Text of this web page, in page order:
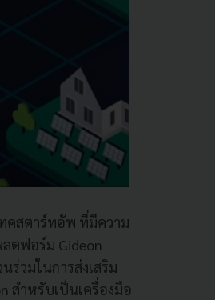
คสตาร์ทอัพ ที่มีความ
ตฟอร์ม Gideon
ร่วมในการส่งเสริม
สำหรับเป็นเครื่องมือ